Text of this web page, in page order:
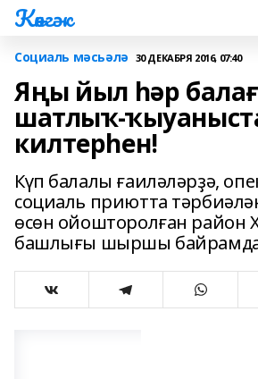
Көнгәк
Социаль мәсьәлә 30 ДЕКАБРЯ 2016, 07:40
Яңы йыл һәр
шатлыҡ-
килтерһен!
Күп балалы ғаиләләрҙә,
социаль приютта
өсөн ойошторолған район
башлығы шыршы